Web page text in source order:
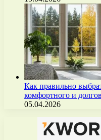
Как правильно
комфортного и
05.04.2026